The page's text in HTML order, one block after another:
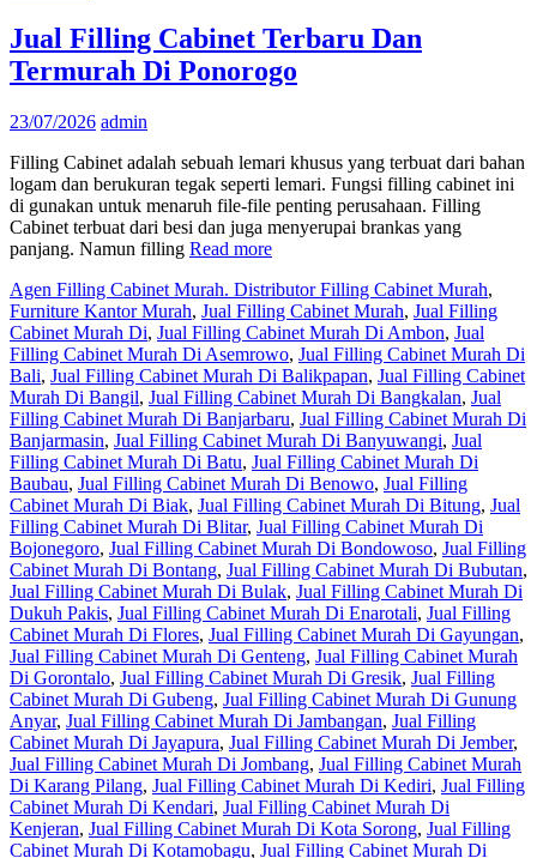
Jual Filling Cabinet Terbaru Dan
Termurah Di Ponorogo
23/07/2026 admin
Filling Cabinet adalah sebuah lemari khusus yang terbuat dari bahan
logam dan berukuran tegak seperti lemari. Fungsi filling cabinet ini
di gunakan untuk menaruh file-file penting perusahaan. Filling
Cabinet terbuat dari besi dan juga menyerupai brankas yang
panjang. Namun filling Read more
Agen Filling Cabinet Murah. Distributor Filling Cabinet Murah,
Furniture Kantor Murah, Jual Filling Cabinet Murah, Jual Filling
Cabinet Murah Di, Jual Filling Cabinet Murah Di Ambon, Jual
Filling Cabinet Murah Di Asemrowo, Jual Filling Cabinet Murah Di
Bali, Jual Filling Cabinet Murah Di Balikpapan, Jual Filling Cabinet
Murah Di Bangil, Jual Filling Cabinet Murah Di Bangkalan, Jual
Filling Cabinet Murah Di Banjarbaru, Jual Filling Cabinet Murah Di
Banjarmasin, Jual Filling Cabinet Murah Di Banyuwangi, Jual
Filling Cabinet Murah Di Batu, Jual Filling Cabinet Murah Di
Baubau, Jual Filling Cabinet Murah Di Benowo, Jual Filling
Cabinet Murah Di Biak, Jual Filling Cabinet Murah Di Bitung, Jual
Filling Cabinet Murah Di Blitar, Jual Filling Cabinet Murah Di
Bojonegoro, Jual Filling Cabinet Murah Di Bondowoso, Jual Filling
Cabinet Murah Di Bontang, Jual Filling Cabinet Murah Di Bubutan,
Jual Filling Cabinet Murah Di Bulak, Jual Filling Cabinet Murah Di
Dukuh Pakis, Jual Filling Cabinet Murah Di Enarotali, Jual Filling
Cabinet Murah Di Flores, Jual Filling Cabinet Murah Di Gayungan,
Jual Filling Cabinet Murah Di Genteng, Jual Filling Cabinet Murah
Di Gorontalo, Jual Filling Cabinet Murah Di Gresik, Jual Filling
Cabinet Murah Di Gubeng, Jual Filling Cabinet Murah Di Gunung
Anyar, Jual Filling Cabinet Murah Di Jambangan, Jual Filling
Cabinet Murah Di Jayapura, Jual Filling Cabinet Murah Di Jember,
Jual Filling Cabinet Murah Di Jombang, Jual Filling Cabinet Murah
Di Karang Pilang, Jual Filling Cabinet Murah Di Kediri, Jual Filling
Cabinet Murah Di Kendari, Jual Filling Cabinet Murah Di
Kenjeran, Jual Filling Cabinet Murah Di Kota Sorong, Jual Filling
Cabinet Murah Di Kotamobagu, Jual Filling Cabinet Murah Di